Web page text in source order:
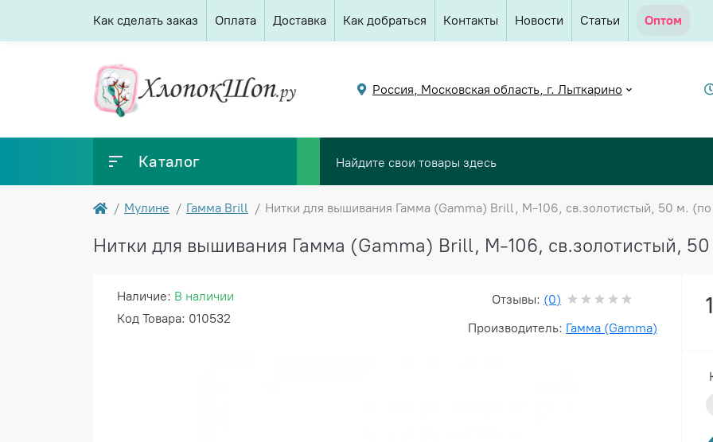
Как сделать заказ Оплата Доставка Как добраться Контакты Новости Статьи Оптом
Россия, Московская область, г. Лыткарино
Каталог
Мулине Гамма Brill Нитки для вышивания Гамма (Gamma) Brill, М-106, св.золотистый, 50 м. (по
Нитки для вышивания Гамма (Gamma) Brill, М-106, св.золотистый,
Наличие: В наличии
Код Товара: 010532
Отзывы: (0)
Производитель: Гамма (Gamma)